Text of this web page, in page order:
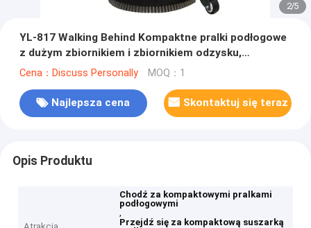
2/5
YL-817 Walking Behind Kompaktne pralki podłogowe
z dużym zbiornikiem i zbiornikiem odzysku,
systemem wspomagającym zasilanie
Cena：Discuss Personally MOQ：1
Najlepsza cena Skontaktuj się teraz
Opis Produktu
Chodź za kompaktowymi pralkami
podłogowymi
,
Przejdź się za kompaktową suszarką